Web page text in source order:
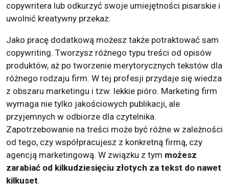
copywritera lub odkurzyć swoje umiejętności pisarskie i
uwolnić kreatywny przekaz.
Jako pracę dodatkową możesz także potraktować sam
copywriting. Tworzysz różnego typu treści od opisów
produktów, aż po tworzenie merytorycznych tekstów dla
różnego rodzaju firm. W tej profesji przydaje się wiedza
z obszaru marketingu i tzw. lekkie pióro. Marketing firm
wymaga nie tylko jakościowych publikacji, ale
przyjemnych w odbiorze dla czytelnika.
Zapotrzebowanie na treści może być różne w zależności
od tego, czy współpracujesz z konkretną firmą, czy
agencją marketingową. W związku z tym możesz
zarabiać od kilkudziesięciu złotych za tekst do nawet
kilkuset.